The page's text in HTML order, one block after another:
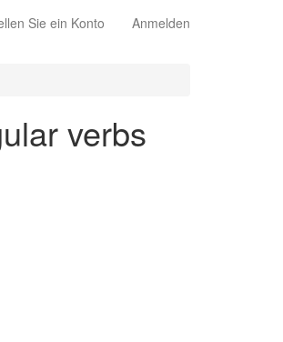
Sie ein Konto Anmelden
verbs